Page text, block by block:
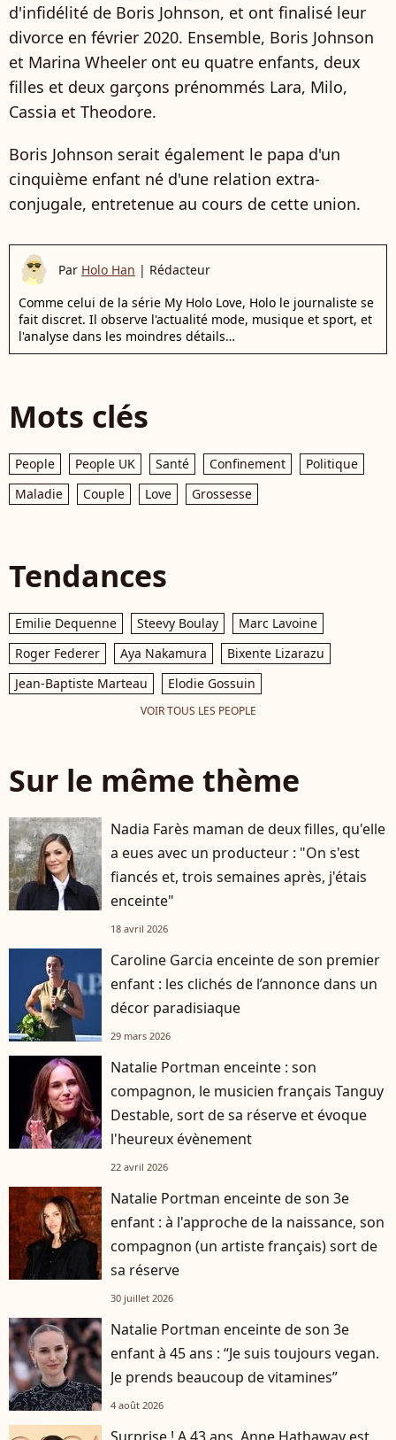
d'infidélité de Boris Johnson, et ont finalisé leur
divorce en février 2020. Ensemble, Boris Johnson
et Marina Wheeler ont eu quatre enfants, deux
filles et deux garçons prénommés Lara, Milo,
Cassia et Theodore.
Boris Johnson serait également le papa d'un
cinquième enfant né d'une relation extra-
conjugale, entretenue au cours de cette union.
Par Holo Han | Rédacteur
Comme celui de la série My Holo Love, Holo le journaliste se
fait discret. Il observe l'actualité mode, musique et sport, et
l'analyse dans les moindres détails…
Mots clés
People People UK Santé Confinement
Politique
Maladie
Couple Love Grossesse
Tendances
Emilie Dequenne Steevy Boulay
Marc Lavoine
Roger Federer
Aya Nakamura
Bixente Lizarazu
Jean-Baptiste Marteau
Elodie Gossuin
VOIR TOUS LES PEOPLE
Sur le même thème
Nadia Farès maman de deux filles, qu'elle
a eues avec un producteur : "On s'est
fiancés et, trois semaines après, j'étais
enceinte"
18 avril 2026
Caroline Garcia enceinte de son premier
enfant : les clichés de l’annonce dans un
décor paradisiaque
29 mars 2026
Natalie Portman enceinte : son
compagnon, le musicien français Tanguy
Destable, sort de sa réserve et évoque
l'heureux évènement
22 avril 2026
Natalie Portman enceinte de son 3e
enfant : à l'approche de la naissance, son
compagnon (un artiste français) sort de
sa réserve
30 juillet 2026
Natalie Portman enceinte de son 3e
enfant à 45 ans : “Je suis toujours vegan.
Je prends beaucoup de vitamines”
4 août 2026